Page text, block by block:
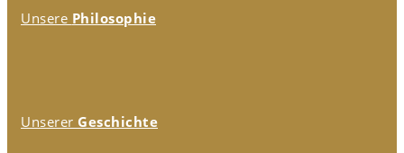
Unsere Philosophie
Unserer Geschichte